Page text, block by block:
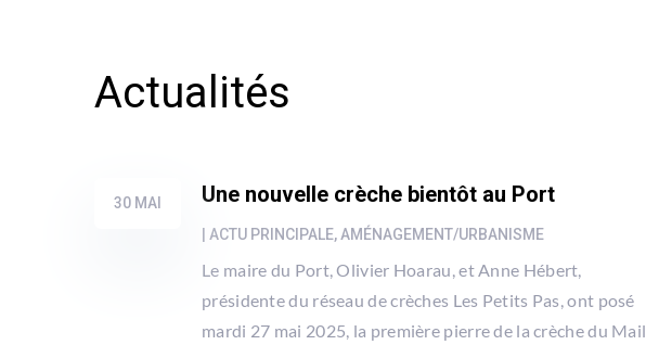
Actualités
Une nouvelle crèche bientôt au Port
30 MAI
ACTU PRINCIPALE, AMÉNAGEMENT/URBANISME
Le maire du Port, Olivier Hoarau, et Anne Hébert,
présidente du réseau de crèches Les Petits Pas, ont posé
mardi 27 mai 2025, la première pierre de la crèche du Mail